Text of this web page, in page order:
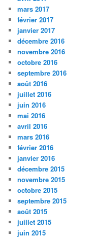
mars 2017
février 2017
janvier 2017
décembre 2016
novembre 2016
octobre 2016
septembre 2016
août 2016
juillet 2016
juin 2016
mai 2016
avril 2016
mars 2016
février 2016
janvier 2016
décembre 2015
novembre 2015
octobre 2015
septembre 2015
août 2015
juillet 2015
juin 2015